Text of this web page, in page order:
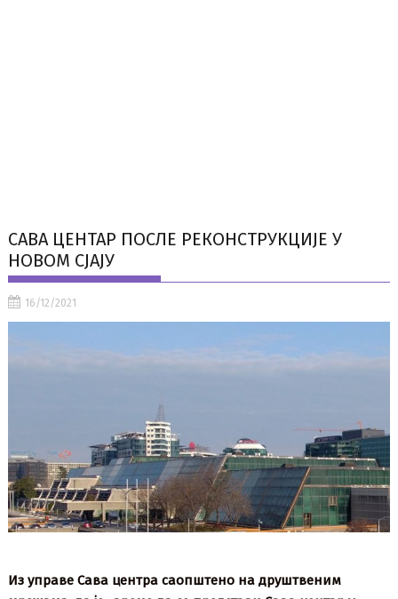
САВА ЦЕНТАР ПОСЛЕ РЕКОНСТРУКЦИЈЕ У
НОВОМ СЈАЈУ
16/12/2021
Из управе Сава центра саопштено на друштвеним